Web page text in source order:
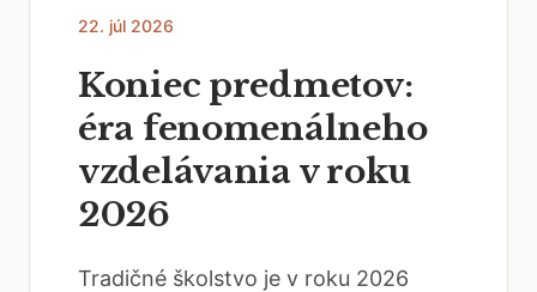
22. júl 2026
Koniec predmetov:
éra fenomenálneho
vzdelávania v roku
2026
Tradičné školstvo je v roku 2026